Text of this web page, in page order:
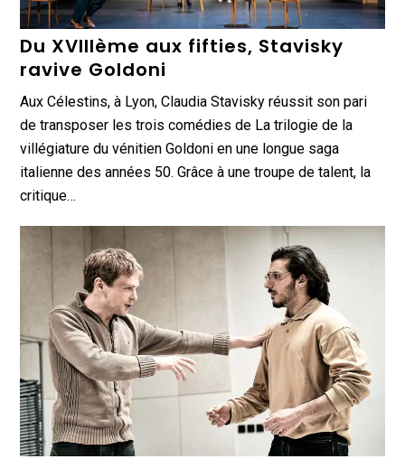
Du XVIIIème aux fifties, Stavisky
ravive Goldoni
Aux Célestins, à Lyon, Claudia Stavisky réussit son pari
de transposer les trois comédies de La trilogie de la
villégiature du vénitien Goldoni en une longue saga
italienne des années 50. Grâce à une troupe de talent, la
critique…